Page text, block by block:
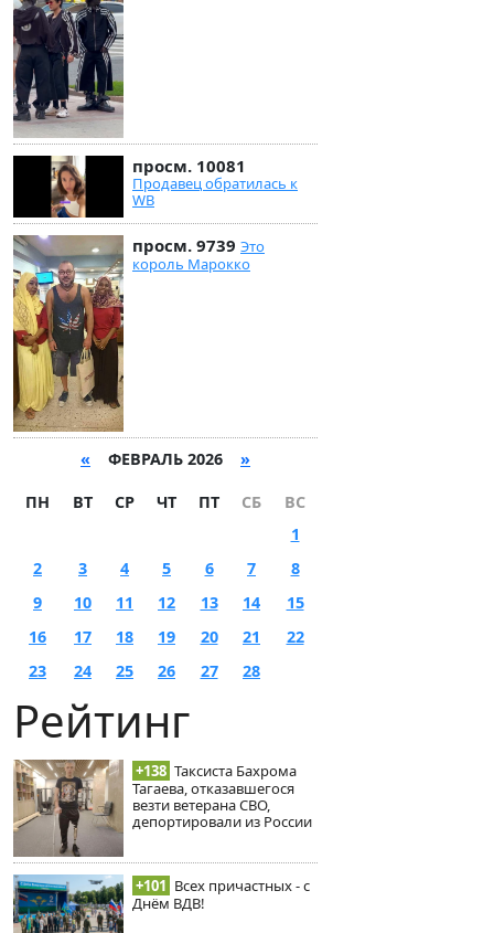
просм. 10081
Продавец обратилась к
WB
просм. 9739 Это
король Марокко
« ФЕВРАЛЬ 2026 »
ПН ВТ СР ЧТ ПТ СБ
ВС
1
2
3 4 5 6 7
8
9
10 11 12 13 14
15
16
17 18 19 20 21
22
23
24 25 26 27 28
Рейтинг
+138 Таксиста Бахрома
Тагаева, отказавшегося
везти ветерана СВО,
депортировали из России
+101 Всех причастных - с
Днём ВДВ!